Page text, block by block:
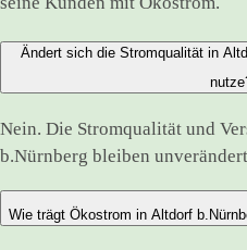
Ändert sich die Stromqualität in
Nein. Die Stromqualität und
b.Nürnberg bleiben
Wie trägt Ökostrom in Altdorf